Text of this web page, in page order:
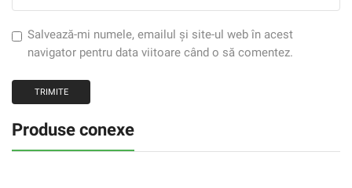
Salvează-mi numele, emailul și site-ul web în acest
navigator pentru data viitoare când o să comentez.
Produse conexe